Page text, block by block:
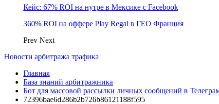
Кейс: 67% ROI на нутре в Мексике с Facebook
360% ROI на оффере Play Regal в ГЕО Франция
Prev Next
Новости арбитража трафика
Главная
База знаний арбитражника
Бот для массовой рассылки личных сообщений в
72396bae6d286b2b726b86121188f595